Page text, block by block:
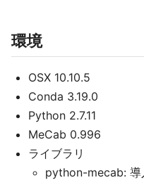
環境
OSX 10.10.5
Conda 3.19.0
Python 2.7.11
MeCab 0.996
ライブラリ
python-mecab: 導